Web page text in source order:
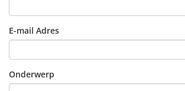
E-mail Adres
Onderwerp